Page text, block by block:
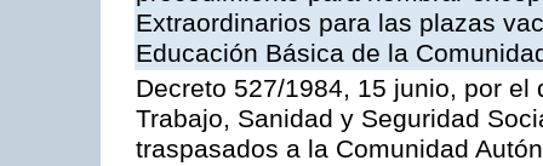
Extraordinarios para las plazas
Educación Básica de la
Decreto 527/1984, 15 junio, por
Trabajo, Sanidad y Seguridad
traspasados a la Comunidad